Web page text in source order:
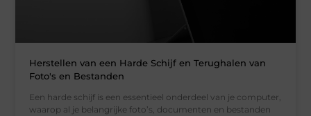
Herstellen van een Harde Schijf en Terughalen van
Foto's en Bestanden
Een harde schijf is een essentieel onderdeel van je computer,
waarop al je belangrijke foto’s, documenten en bestanden